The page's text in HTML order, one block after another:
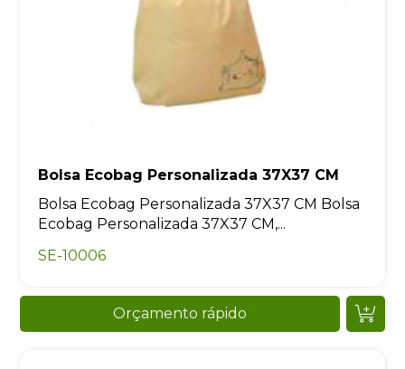
Bolsa Ecobag Personalizada 37X37 CM
Bolsa Ecobag Personalizada 37X37 CM Bolsa
Ecobag Personalizada 37X37 CM,...
SE-10006
Orçamento rápido